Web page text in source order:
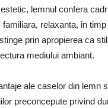
lemnul confera
relaxanta, in
prin apropierea ca
mediului ambiant.
ale caselor din lemn
preconcepute privind